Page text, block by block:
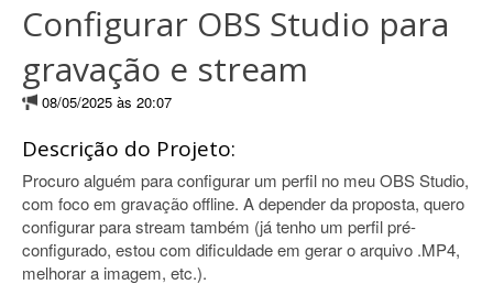
Configurar OBS Studio para
gravação e stream
08/05/2025 às 20:07
Descrição do Projeto:
Procuro alguém para configurar um perfil no meu OBS Studio,
com foco em gravação offline. A depender da proposta, quero
configurar para stream também (já tenho um perfil pré-
configurado, estou com dificuldade em gerar o arquivo .MP4,
melhorar a imagem, etc.).